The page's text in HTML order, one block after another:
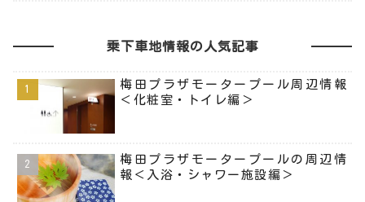
乗下車地情報の人気記事
梅田プラザモータープール周辺情報
＜化粧室・トイレ編＞
梅田プラザモータープールの周辺情
報＜入浴・シャワー施設編＞